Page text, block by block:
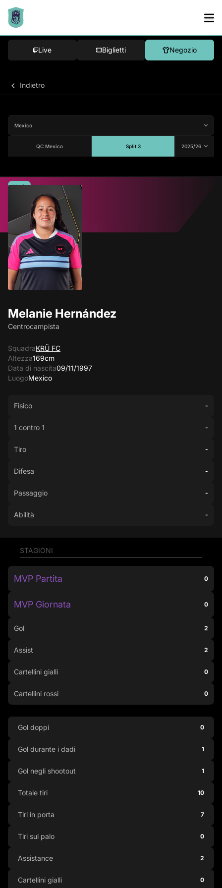
Live Biglietti Negozio
Indietro
QC Mexico Split 3
Melanie Hernández
Centrocampista
SquadraKRÜ FC
Altezza169cm
Data di nascita09/11/1997
LuogoMexico
Media
Fisico -
1 contro 1 -
Tiro -
Difesa -
Passaggio -
Abilità -
STAGIONI
MVP Partita 0
MVP Giornata 0
Gol 2
Assist 2
Cartellini gialli 0
Cartellini rossi 0
Gol doppi 0
Gol durante i dadi 1
Gol negli shootout 1
Totale tiri 10
Tiri in porta 7
Tiri sul palo 0
Assistance 2
Cartellini gialli 0